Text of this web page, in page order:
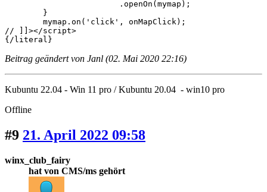
// ]]></script>
{/literal}
Beitrag geändert von Janl (02. Mai 2020 22:16)
Kubuntu 22.04 - Win 11 pro / Kubuntu 20.04 - win10 pro
Offline
#9 21. April 2022 09:58
winx_club_fairy
hat von CMS/ms gehört